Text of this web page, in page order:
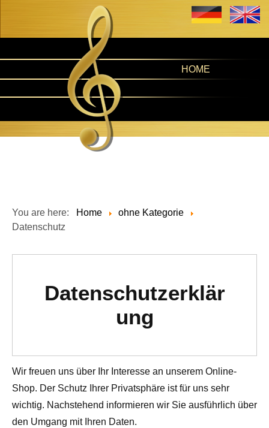
HOME
You are here: Home
ohne Kategorie
Datenschutz
Datenschutzerklär
ung
Wir freuen uns über Ihr Interesse an unserem Online-
Shop. Der Schutz Ihrer Privatsphäre ist für uns sehr
wichtig. Nachstehend informieren wir Sie ausführlich über
den Umgang mit Ihren Daten.